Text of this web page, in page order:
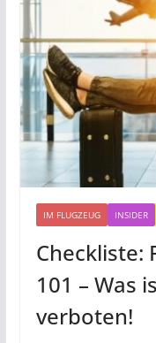
IM FLUGZEUG INSIDER
Checkliste:
101 – Was
verboten!